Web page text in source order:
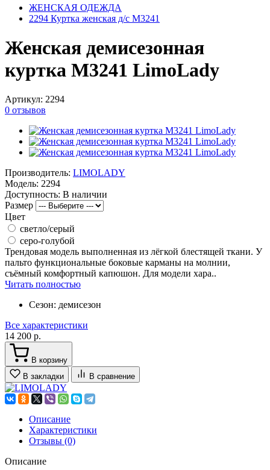
ЖЕНСКАЯ ОДЕЖДА
2294 Куртка женская д/с М3241
Женская демисезонная
куртка М3241 LimoLady
Артикул: 2294
0 отзывов
Производитель: LIMOLADY
Модель: 2294
Доступность: В наличии
Размер
Цвет
светло/серый
серо-голубой
Трендовая модель выполненная из лёгкой блестящей ткани. У
пальто функциональные боковые карманы на молнии,
съёмный комфортный капюшон. Для модели хара..
Читать полностью
Сезон: демисезон
Все характеристики
14 200 р.
В корзину
В закладки
В сравнение
Описание
Характеристики
Отзывы (0)
Описание